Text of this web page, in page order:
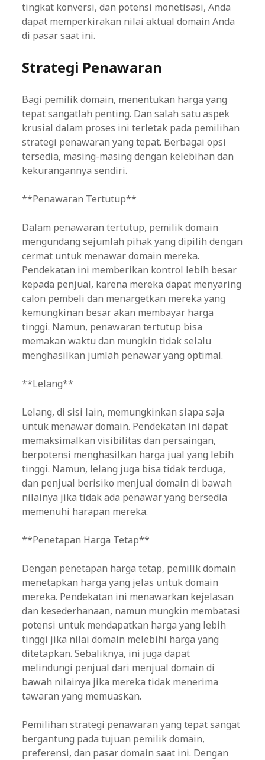
tingkat konversi, dan potensi monetisasi, Anda
dapat memperkirakan nilai aktual domain Anda
di pasar saat ini.
Strategi Penawaran
Bagi pemilik domain, menentukan harga yang
tepat sangatlah penting. Dan salah satu aspek
krusial dalam proses ini terletak pada pemilihan
strategi penawaran yang tepat. Berbagai opsi
tersedia, masing-masing dengan kelebihan dan
kekurangannya sendiri.
**Penawaran Tertutup**
Dalam penawaran tertutup, pemilik domain
mengundang sejumlah pihak yang dipilih dengan
cermat untuk menawar domain mereka.
Pendekatan ini memberikan kontrol lebih besar
kepada penjual, karena mereka dapat menyaring
calon pembeli dan menargetkan mereka yang
kemungkinan besar akan membayar harga
tinggi. Namun, penawaran tertutup bisa
memakan waktu dan mungkin tidak selalu
menghasilkan jumlah penawar yang optimal.
**Lelang**
Lelang, di sisi lain, memungkinkan siapa saja
untuk menawar domain. Pendekatan ini dapat
memaksimalkan visibilitas dan persaingan,
berpotensi menghasilkan harga jual yang lebih
tinggi. Namun, lelang juga bisa tidak terduga,
dan penjual berisiko menjual domain di bawah
nilainya jika tidak ada penawar yang bersedia
memenuhi harapan mereka.
**Penetapan Harga Tetap**
Dengan penetapan harga tetap, pemilik domain
menetapkan harga yang jelas untuk domain
mereka. Pendekatan ini menawarkan kejelasan
dan kesederhanaan, namun mungkin membatasi
potensi untuk mendapatkan harga yang lebih
tinggi jika nilai domain melebihi harga yang
ditetapkan. Sebaliknya, ini juga dapat
melindungi penjual dari menjual domain di
bawah nilainya jika mereka tidak menerima
tawaran yang memuaskan.
Pemilihan strategi penawaran yang tepat sangat
bergantung pada tujuan pemilik domain,
preferensi, dan pasar domain saat ini. Dengan